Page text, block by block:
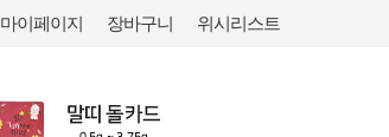
마이페이지 장바구니 위시리스트